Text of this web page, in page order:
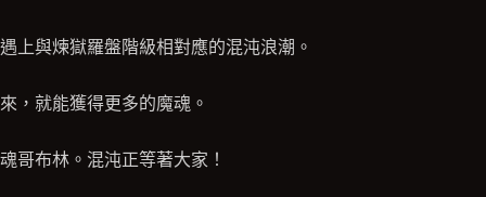
上與煉獄羅盤階級相對應的混沌浪潮。
，就能獲得更多的魔魂。
哥布林。混沌正等著大家！